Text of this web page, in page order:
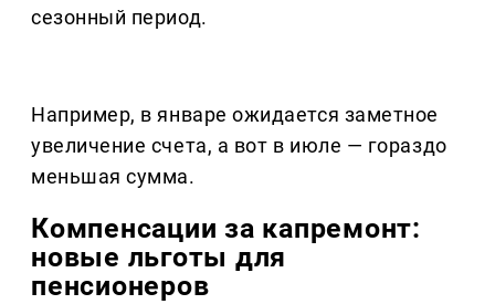
сезонный период.
Например, в январе ожидается заметное
увеличение счета, а вот в июле — гораздо
меньшая сумма.
Компенсации за капремонт:
новые льготы для
пенсионеров